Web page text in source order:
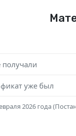
получали
уже был
2026 года